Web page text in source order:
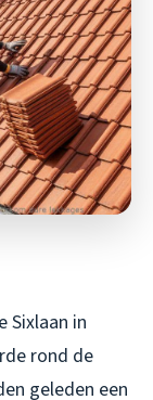
Sixlaan in
rond de
geleden een